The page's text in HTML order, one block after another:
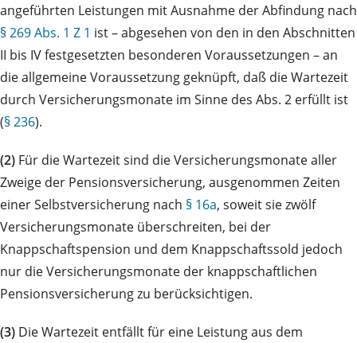
angeführten Leistungen mit Ausnahme der Abfindung nach
§ 269 Abs. 1 Z 1 ist – abgesehen von den in den Abschnitten
II bis IV festgesetzten besonderen Voraussetzungen – an
die allgemeine Voraussetzung geknüpft, daß die Wartezeit
durch Versicherungsmonate im Sinne des Abs. 2 erfüllt ist
(§ 236).
(2) Für die Wartezeit sind die Versicherungsmonate aller
Zweige der Pensionsversicherung, ausgenommen Zeiten
einer Selbstversicherung nach § 16a, soweit sie zwölf
Versicherungsmonate überschreiten, bei der
Knappschaftspension und dem Knappschaftssold jedoch
nur die Versicherungsmonate der knappschaftlichen
Pensionsversicherung zu berücksichtigen.
(3) Die Wartezeit entfällt für eine Leistung aus dem